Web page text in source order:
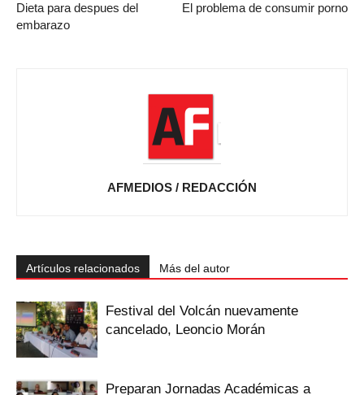
Dieta para despues del
embarazo
El problema de consumir porno
AFMEDIOS / REDACCIÓN
Artículos relacionados Más del autor
Festival del Volcán nuevamente
cancelado, Leoncio Morán
Preparan Jornadas Académicas a